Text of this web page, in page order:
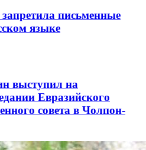
письменные
языке
выступил на
Евразийского
совета в Чолпон-